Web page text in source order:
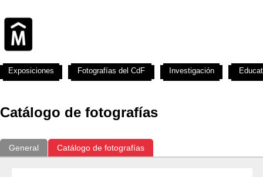
Catálogo de fotografías
General Catálogo de fotografías
Exposiciones Fotografías del CdF Investigación